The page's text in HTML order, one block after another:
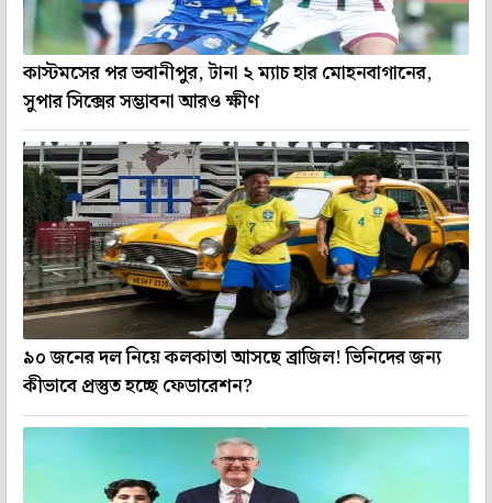
কাস্টমসের পর ভবানীপুর, টানা ২ ম্যাচ হার মোহনবাগানের,
সুপার সিক্সের সম্ভাবনা আরও ক্ষীণ
৯০ জনের দল নিয়ে কলকাতা আসছে ব্রাজিল! ভিনিদের জন্য
কীভাবে প্রস্তুত হচ্ছে ফেডারেশন?